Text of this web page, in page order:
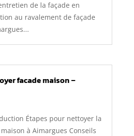
de la façade en
au ravalement de façade
facade maison –
Étapes pour nettoyer la
à Aimargues Conseils